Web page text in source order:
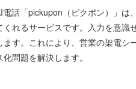
話「pickupon（ピクポン）」は
くれるサービスです。入力を意
ます。これにより、営業の架電
問題を解決します。